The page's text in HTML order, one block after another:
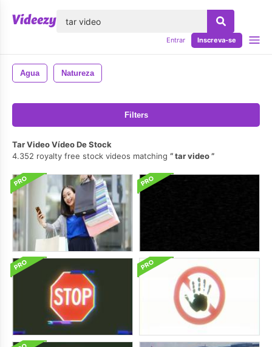
Entrar Inscreva-se
Agua Natureza
Filters
Tar Video Vídeo De Stock
4.352 royalty free stock videos matching
tar video